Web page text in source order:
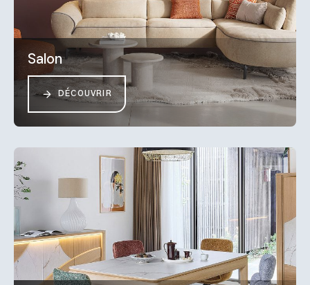
Salon
DÉCOUVRIR